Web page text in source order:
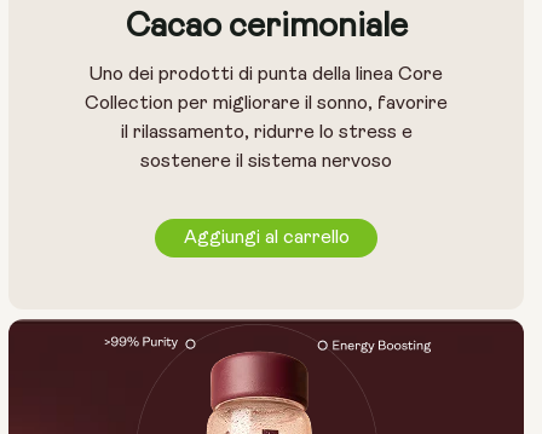
Cacao cerimoniale
Uno dei prodotti di punta della linea Core
Collection per migliorare il sonno, favorire
il rilassamento, ridurre lo stress e
sostenere il sistema nervoso
Aggiungi al carrello